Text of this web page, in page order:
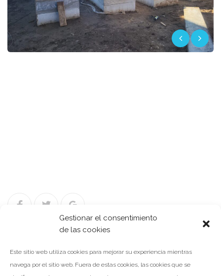
Gestionar el consentimiento
de las cookies
Este sitio web utiliza cookies para mejorar su experiencia mientras
navega por el sitio web. Fuera de estas cookies, las cookies que se
Navegación
NOTICIA ANTERIOR